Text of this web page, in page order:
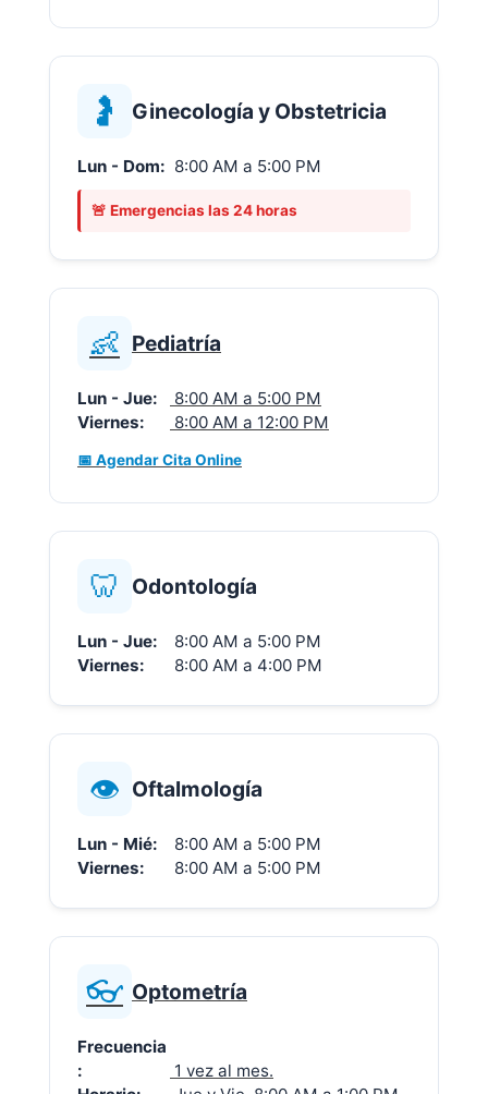
🤰 Ginecología y Obstetricia
Lun - Dom: 8:00 AM a 5:00 PM
🚨 Emergencias las 24 horas
👶 Pediatría
Lun - Jue:
8:00 AM a 5:00 PM
Viernes:
8:00 AM a 12:00 PM
📅 Agendar Cita Online
🦷 Odontología
Lun - Jue:
8:00 AM a 5:00 PM
Viernes:
8:00 AM a 4:00 PM
👁️ Oftalmología
Lun - Mié:
8:00 AM a 5:00 PM
Viernes:
8:00 AM a 5:00 PM
👓 Optometría
Frecuencia
:
1 vez al mes.